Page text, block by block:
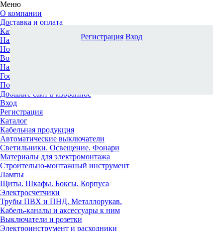
Меню
О компании
Доставка и оплата
Каталог
Наши офисы
Новости и новинки
Вопрос-ответ
Наша команда
Гос. заказчикам
Поставщикам
Добавьте сайт в избранное
Вход
Регистрация
Каталог
Кабельная продукция
Автоматические выключатели
Светильники. Освещение. Фонари
Материалы для электромонтажа
Строительно-монтажный инструмент
Лампы
Щиты. Шкафы. Боксы. Корпуса
Электросчетчики
Трубы ПВХ и ПНД. Металлорукав.
Кабель-каналы и аксессуары к ним
Выключатели и розетки
Электроинструмент и расходники
Регистрация Вход